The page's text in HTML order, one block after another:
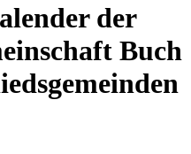
der
Buch